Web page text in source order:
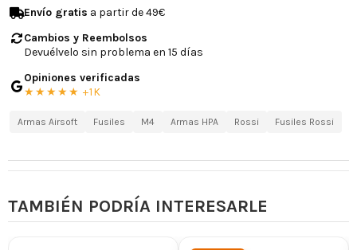
Envío gratis a partir de 49€
Cambios y Reembolsos
Devuélvelo sin problema en 15 días
Opiniones verificadas
★★★★★ +1K
Armas Airsoft Fusiles M4 Armas HPA Rossi Fusiles Rossi
TAMBIÉN PODRÍA INTERESARLE